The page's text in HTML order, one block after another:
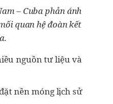
– Cuba phản ánh
quan hệ đoàn kết
nguồn tư liệu và
nền móng lịch sử